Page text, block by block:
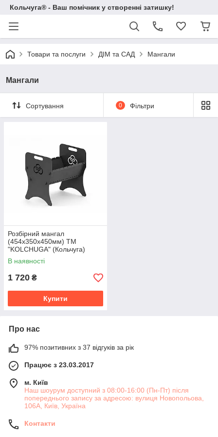
Кольчуга® - Ваш помічник у створенні затишку!
Товари та послуги ДІМ та САД Мангали
Мангали
Сортування 0 Фільтри
Розбірний мангал
(454х350х450мм) ТМ
"KOLCHUGA" (Кольчуга)
(162867)
В наявності
1 720 ₴
Купити
Про нас
97% позитивних з 37 відгуків за рік
Працює з 23.03.2017
м. Київ
Наш шоурум доступний з 08:00-16:00 (Пн-Пт) після
попереднього запису за адресою: вулиця Новопольова,
106А, Київ, Україна
Контакти